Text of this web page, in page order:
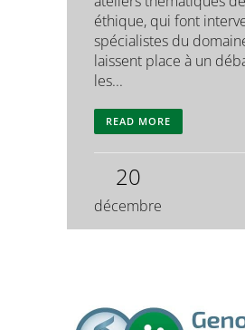
éthique, qui font
spécialistes du
laissent place à un
les...
READ MORE
20
décembre